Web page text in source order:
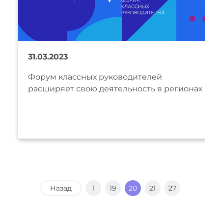
31.03.2023
Форум классных руководителей
расширяет свою деятельность в регионах
Назад 1 19 20 21 27